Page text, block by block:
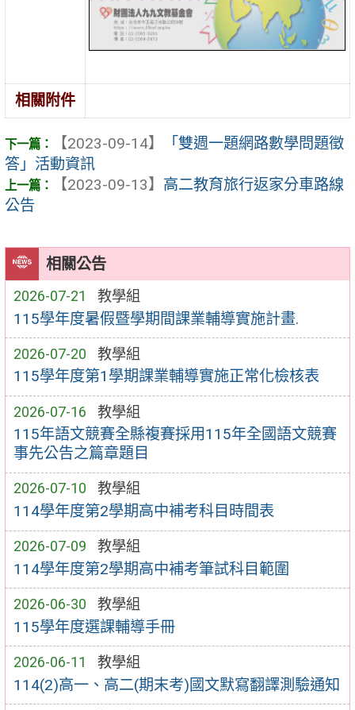
相關公告
2026-07-21 教學組
115學年度暑假暨學期間課業輔導實施計畫.
2026-07-20 教學組
115學年度第1學期課業輔導實施正常化檢核表
2026-07-16 教學組
115年語文競賽全縣複賽採用115年全國語文競賽
事先公告之篇章題目
2026-07-10 教學組
114學年度第2學期高中補考科目時間表
2026-07-09 教學組
114學年度第2學期高中補考筆試科目範圍
2026-06-30 教學組
115學年度選課輔導手冊
2026-06-11 教學組
114(2)高一、高二(期末考)國文默寫翻譯測驗通知
相關附件
【2023-09-14】
「雙週一題網路數學問題徵
答」活動資訊
【2023-09-13】 高二教育旅行返家分車路線
公告